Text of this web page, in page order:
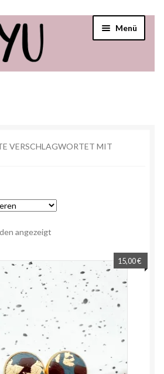
Menü
VERSCHLAGWORTET MIT
angezeigt
15,00€